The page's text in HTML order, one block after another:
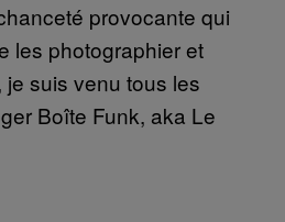
provocante qui
les photographier et
je suis venu tous les
Boîte Funk, aka Le